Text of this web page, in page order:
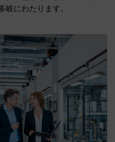
岐にわたります。